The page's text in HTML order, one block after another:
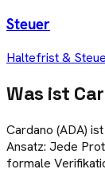
Steuer
Haltefrist &
Was ist
Cardano (ADA)
Ansatz: Jede
formale